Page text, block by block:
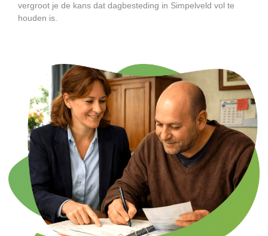
vergroot je de kans dat dagbesteding in Simpelveld vol te
houden is.